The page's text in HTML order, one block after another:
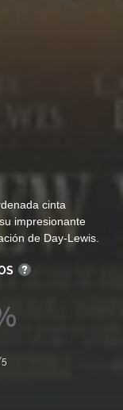
cinta
su impresionante
de Day-Lewis.